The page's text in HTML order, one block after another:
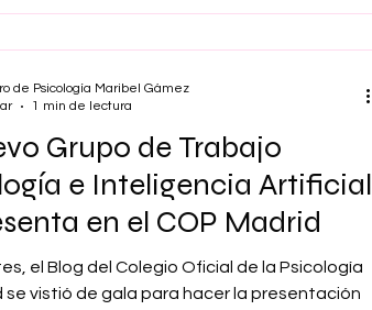
Grupo de Trabajo
e Inteligencia Artificial
en el COP Madrid
el Blog del Colegio Oficial de la Psicología
se vistió de gala para hacer la presentación
de Psicología Maribel Gámez
1 min de lectura